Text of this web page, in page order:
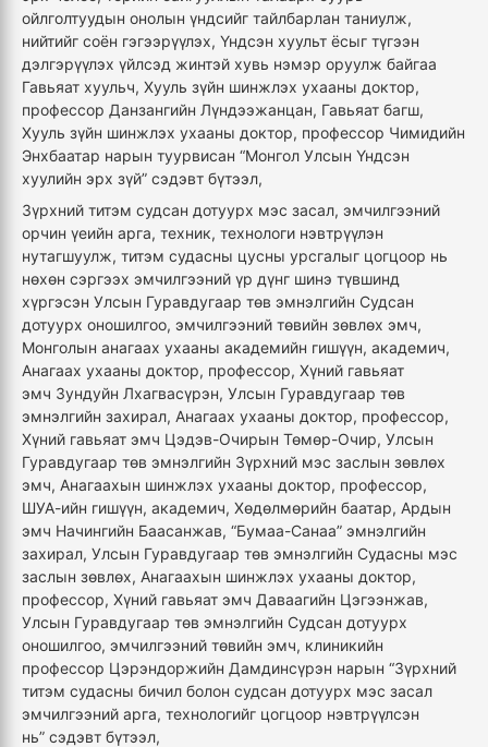
ойлголтуудын онолын үндсийг тайлбарлан таниулж,
нийтийг соён гэгээрүүлэх, Үндсэн хуульт ёсыг түгээн
дэлгэрүүлэх үйлсэд жинтэй хувь нэмэр оруулж байгаа
Гавьяат хуульч, Хууль зүйн шинжлэх ухааны доктор,
профессор Данзангийн Лүндээжанцан, Гавьяат багш,
Хууль зүйн шинжлэх ухааны доктор, профессор Чимидийн
Энхбаатар нарын туурвисан “Монгол Улсын Үндсэн
хуулийн эрх зүй” сэдэвт бүтээл,
Зүрхний титэм судсан дотуурх мэс засал, эмчилгээний
орчин үеийн арга, техник, технологи нэвтрүүлэн
нутагшуулж, титэм судасны цусны урсгалыг цогцоор нь
нөхөн сэргээх эмчилгээний үр дүнг шинэ түвшинд
хүргэсэн Улсын Гуравдугаар төв эмнэлгийн Судсан
дотуурх оношилгоо, эмчилгээний төвийн зөвлөх эмч,
Монголын анагаах ухааны академийн гишүүн, академич,
Анагаах ухааны доктор, профессор, Хүний гавьяат
эмч Зундуйн Лхагвасүрэн, Улсын Гуравдугаар төв
эмнэлгийн захирал, Анагаах ухааны доктор, профессор,
Хүний гавьяат эмч Цэдэв-Очирын Төмөр-Очир, Улсын
Гуравдугаар төв эмнэлгийн Зүрхний мэс заслын зөвлөх
эмч, Анагаахын шинжлэх ухааны доктор, профессор,
ШУА-ийн гишүүн, академич, Хөдөлмөрийн баатар, Ардын
эмч Начингийн Баасанжав, “Бумаа-Санаа” эмнэлгийн
захирал, Улсын Гуравдугаар төв эмнэлгийн Судасны мэс
заслын зөвлөх, Анагаахын шинжлэх ухааны доктор,
профессор, Хүний гавьяат эмч Даваагийн Цэгээнжав,
Улсын Гуравдугаар төв эмнэлгийн Судсан дотуурх
оношилгоо, эмчилгээний төвийн эмч, клиникийн
профессор Цэрэндоржийн Дамдинсүрэн нарын “Зүрхний
титэм судасны бичил болон судсан дотуурх мэс засал
эмчилгээний арга, технологийг цогцоор нэвтрүүлсэн
нь” сэдэвт бүтээл,